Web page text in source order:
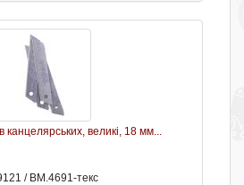
канцелярських, великі, 18 мм...
/ ВМ.4691-текс